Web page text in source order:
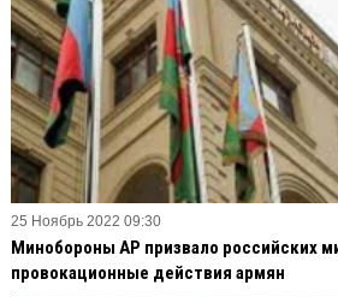
25 Ноябрь 2022 09:30
Минобороны АР призвало российских
провокационные действия армян